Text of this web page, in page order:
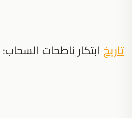
تاريخ ابتكار ناطحات السحاب: